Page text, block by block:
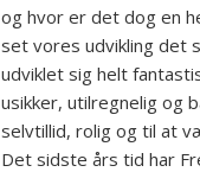
og hvor er det dog en
set vores udvikling det
udviklet sig helt
usikker, utilregnelig og
selvtillid, rolig og til at
Det sidste års tid har